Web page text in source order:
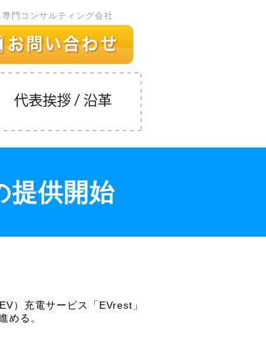
門コンサルティング会社
提供開始
）充電サービス「EVrest」
める。